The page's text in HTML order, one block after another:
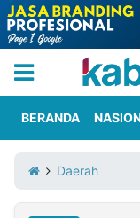
Iklan
Berita
Kami
BERANDA
Daerah